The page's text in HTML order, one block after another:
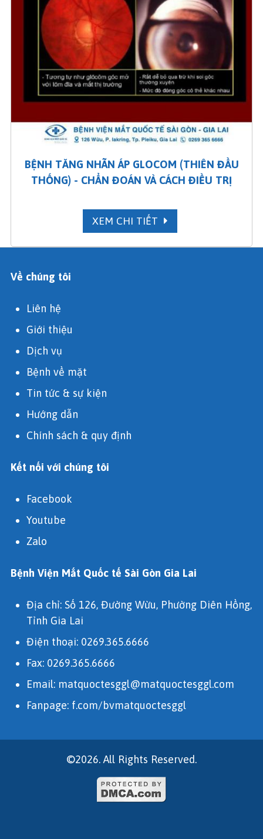
BỆNH TĂNG NHÃN ÁP GLOCOM (THIÊN ĐẦU
THỐNG) - CHẨN ĐOÁN VÀ CÁCH ĐIỀU TRỊ
XEM CHI TIẾT
Về chúng tôi
Liên hệ
Giới thiệu
Dịch vụ
Bệnh về mặt
Tin tức & sự kiện
Hướng dẫn
Chính sách & quy định
Kết nối với chúng tôi
Facebook
Youtube
Zalo
Bệnh Viện Mắt Quốc tế Sài Gòn Gia Lai
Địa chỉ: Số 126, Đường Wừu, Phường Diên Hồng,
Tỉnh Gia Lai
Điện thoại: 0269.365.6666
Fax: 0269.365.6666
Email: matquoctesggl@matquoctesggl.com
Fanpage: f.com/bvmatquoctesggl
©2026. All Rights Reserved.